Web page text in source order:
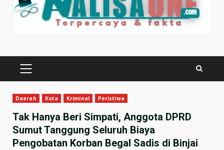
PRIMARY
Daerah Kota Kriminal Peristiwa
Tak Hanya Beri Simpati, Anggota DPRD
Sumut Tanggung Seluruh Biaya
Pengobatan Korban Begal Sadis di Binjai